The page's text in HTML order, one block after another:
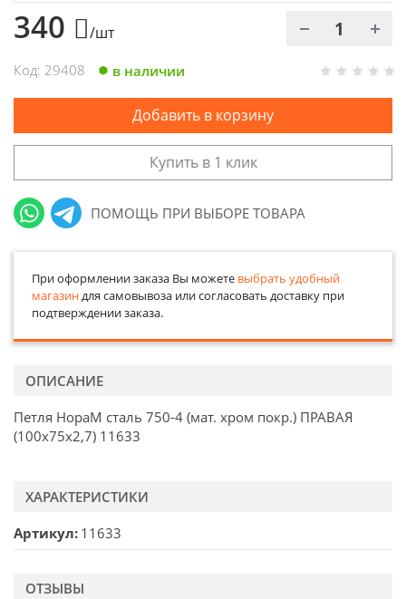
340 /шт
Код: 29408 в наличии
Добавить в корзину
Купить в 1 клик
ПОМОЩЬ ПРИ ВЫБОРЕ ТОВАРА
При оформлении заказа Вы можете выбрать удобный
магазиндля самовывоза или согласовать доставку при
подтверждении заказа.
ОПИСАНИЕ
Петля НораМ сталь 750-4 (мат. хром покр.) ПРАВАЯ
(100х75х2,7) 11633
ХАРАКТЕРИСТИКИ
Артикул 11633
ОТЗЫВЫ